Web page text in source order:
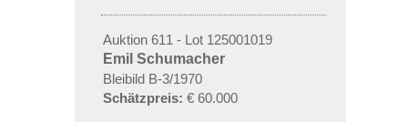
Auktion 611 - Lot 125001019
Emil Schumacher
Bleibild B-3/1970
Schätzpreis: € 60.000